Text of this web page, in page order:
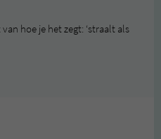
hoe je het zegt: ‘straalt als